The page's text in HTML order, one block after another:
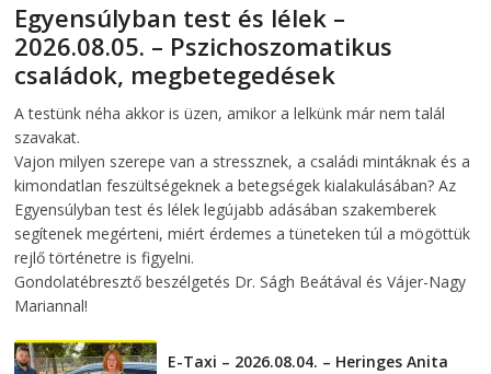
Egyensúlyban test és lélek –
2026.08.05. – Pszichoszomatikus
családok, megbetegedések
A testünk néha akkor is üzen, amikor a lelkünk már nem talál
szavakat.
Vajon milyen szerepe van a stressznek, a családi mintáknak és a
kimondatlan feszültségeknek a betegségek kialakulásában? Az
Egyensúlyban test és lélek legújabb adásában szakemberek
segítenek megérteni, miért érdemes a tüneteken túl a mögöttük
rejlő történetre is figyelni.
Gondolatébresztő beszélgetés Dr. Ságh Beátával és Vájer-Nagy
Mariannal!
E-Taxi – 2026.08.04. – Heringes Anita